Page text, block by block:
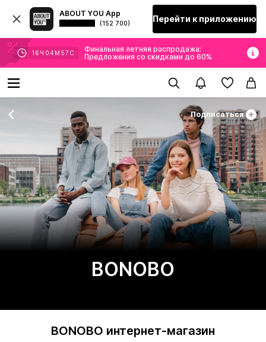
ABOUT YOU App
(152 700) Перейти к приложению
16 Ч 04 М 56 С
Финальная летняя распродажа:
Предложения со скидками до 60%
Подписаться
BONOBO
BONOBO интернет-магазин